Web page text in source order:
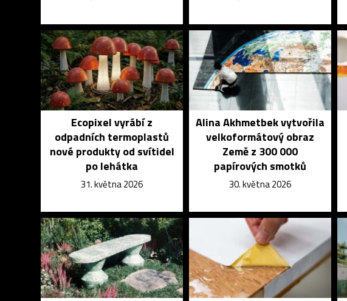
Ecopixel vyrábí z
odpadních termoplastů
nové produkty od svítidel
po lehátka
31. května 2026
Alina Akhmetbek vytvořila
velkoformátový obraz
Země z 300 000
papírových smotků
30. května 2026